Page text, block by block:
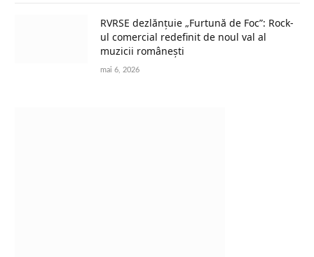
RVRSE dezlănțuie „Furtună de Foc”: Rock-
ul comercial redefinit de noul val al
muzicii românești
mai 6, 2026